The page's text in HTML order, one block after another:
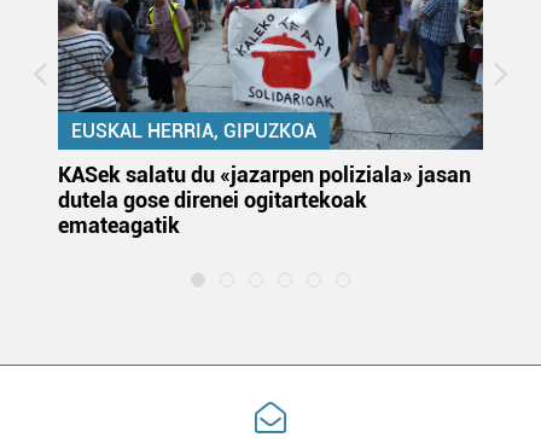
EUSKAL HERRIA, GIPUZKOA
KASek salatu du «jazarpen poliziala» jasan
dutela gose direnei ogitartekoak
emateagatik